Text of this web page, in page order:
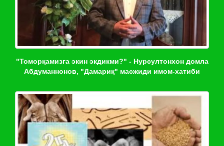
"Томорқамизга экин экдикми?" - Нурсултонхон домла
Абдуманнонов, "Дамариқ" масжиди имом-хатиби